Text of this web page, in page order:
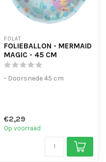
FOLAT
FOLIEBALLON - MERMAID
MAGIC - 45 CM
- Doorsnede 45 cm
€2,29
Op voorraad